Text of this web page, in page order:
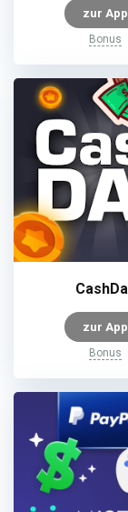
zur App
Bonus
zur App
Bonus